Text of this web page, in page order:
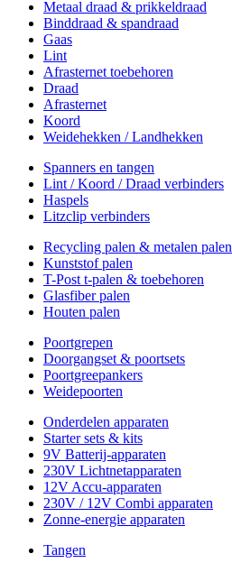
Metaal draad & prikkeldraad
Binddraad & spandraad
Gaas
Lint
Afrasternet toebehoren
Draad
Afrasternet
Koord
Weidehekken / Landhekken
Spanners en tangen
Lint / Koord / Draad verbinders
Haspels
Litzclip verbinders
Recycling palen & metalen palen
Kunststof palen
T-Post t-palen & toebehoren
Glasfiber palen
Houten palen
Poortgrepen
Doorgangset & poortsets
Poortgreepankers
Weidepoorten
Onderdelen apparaten
Starter sets & kits
9V Batterij-apparaten
230V Lichtnetapparaten
12V Accu-apparaten
230V / 12V Combi apparaten
Zonne-energie apparaten
Tangen